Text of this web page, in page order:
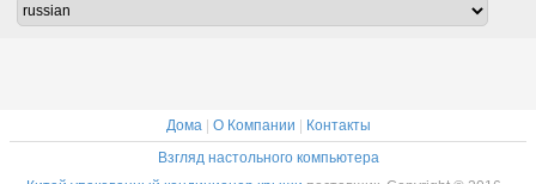
Дома| О Компании | Контакты
Взгляд настольного компьютера